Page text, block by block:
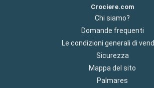
Crociere.com
Chi siamo?
Domande frequenti
Le condizioni generali di
Sicurezza
Mappa del sito
Palmares